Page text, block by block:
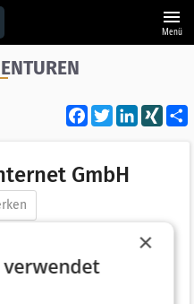
menu
Menü
Facebook
Twitter XING
GmbH
×
verwendet